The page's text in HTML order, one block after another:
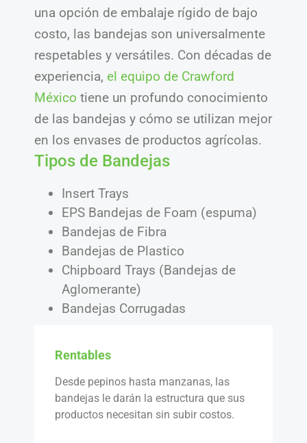
una opción de embalaje rígido de bajo
costo, las bandejas son universalmente
respetables y versátiles. Con décadas de
experiencia, el equipo de Crawford
México tiene un profundo conocimiento
de las bandejas y cómo se utilizan mejor
en los envases de productos agrícolas.
Tipos de Bandejas
Insert Trays
EPS Bandejas de Foam (espuma)
Bandejas de Fibra
Bandejas de Plastico
Chipboard Trays (Bandejas de
Aglomerante)
Bandejas Corrugadas
Rentables
Desde pepinos hasta manzanas, las
bandejas le darán la estructura que sus
productos necesitan sin subir costos.